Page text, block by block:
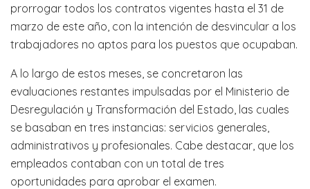
prorrogar todos los contratos vigentes hasta el 31 de
marzo de este año, con la intención de desvincular a los
trabajadores no aptos para los puestos que ocupaban.
A lo largo de estos meses, se concretaron las
evaluaciones restantes impulsadas por el Ministerio de
Desregulación y Transformación del Estado, las cuales
se basaban en tres instancias: servicios generales,
administrativos y profesionales. Cabe destacar, que los
empleados contaban con un total de tres
oportunidades para aprobar el examen.